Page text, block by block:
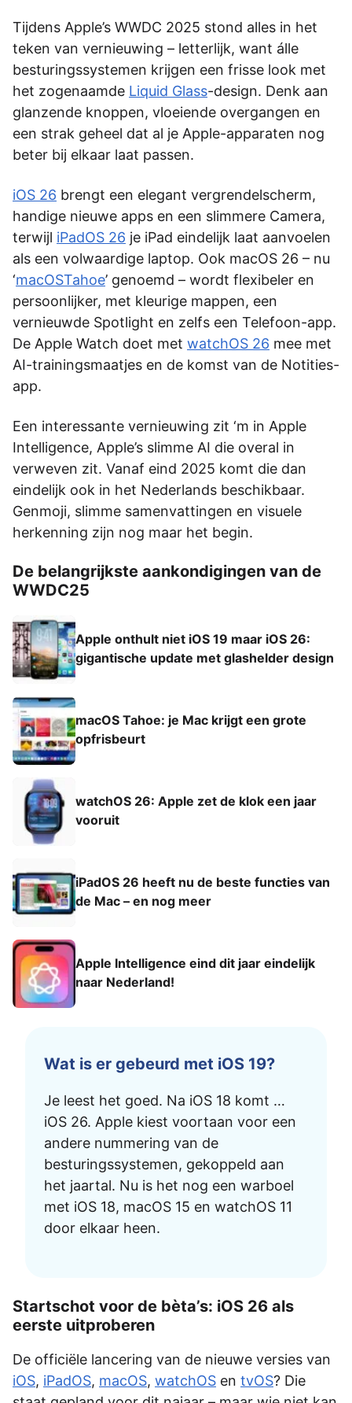
Tijdens Apple’s WWDC 2025 stond alles in het
teken van vernieuwing – letterlijk, want álle
besturingssystemen krijgen een frisse look met
het zogenaamde Liquid Glass-design. Denk aan
glanzende knoppen, vloeiende overgangen en
een strak geheel dat al je Apple-apparaten nog
beter bij elkaar laat passen.
iOS 26 brengt een elegant vergrendelscherm,
handige nieuwe apps en een slimmere Camera,
terwijl iPadOS 26 je iPad eindelijk laat aanvoelen
als een volwaardige laptop. Ook macOS 26 – nu
‘macOSTahoe’ genoemd – wordt flexibeler en
persoonlijker, met kleurige mappen, een
vernieuwde Spotlight en zelfs een Telefoon-app.
De Apple Watch doet met watchOS 26 mee met
AI-trainingsmaatjes en de komst van de Notities-
app.
Een interessante vernieuwing zit ‘m in Apple
Intelligence, Apple’s slimme AI die overal in
verweven zit. Vanaf eind 2025 komt die dan
eindelijk ook in het Nederlands beschikbaar.
Genmoji, slimme samenvattingen en visuele
herkenning zijn nog maar het begin.
De belangrijkste aankondigingen van de
WWDC25
Apple onthult niet iOS 19 maar iOS 26:
gigantische update met glashelder design
macOS Tahoe: je Mac krijgt een grote
opfrisbeurt
watchOS 26: Apple zet de klok een jaar
vooruit
iPadOS 26 heeft nu de beste functies van
de Mac – en nog meer
Apple Intelligence eind dit jaar eindelijk
naar Nederland!
Wat is er gebeurd met iOS 19?
Je leest het goed. Na iOS 18 komt …
iOS 26. Apple kiest voortaan voor een
andere nummering van de
besturingssystemen, gekoppeld aan
het jaartal. Nu is het nog een warboel
met iOS 18, macOS 15 en watchOS 11
door elkaar heen.
Startschot voor de bèta’s: iOS 26 als
eerste uitproberen
De officiële lancering van de nieuwe versies van
iOS, iPadOS, macOS, watchOS en tvOS? Die